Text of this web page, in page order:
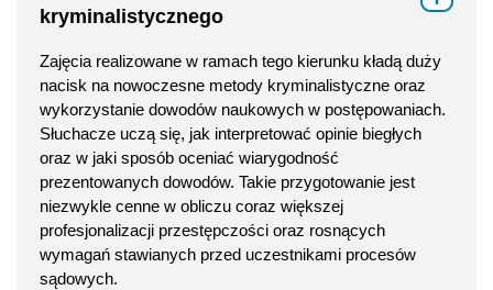
kryminalistycznego
Zajęcia realizowane w ramach tego kierunku kładą duży
nacisk na nowoczesne metody kryminalistyczne oraz
wykorzystanie dowodów naukowych w postępowaniach.
Słuchacze uczą się, jak interpretować opinie biegłych
oraz w jaki sposób oceniać wiarygodność
prezentowanych dowodów. Takie przygotowanie jest
niezwykle cenne w obliczu coraz większej
profesjonalizacji przestępczości oraz rosnących
wymagań stawianych przed uczestnikami procesów
sądowych.